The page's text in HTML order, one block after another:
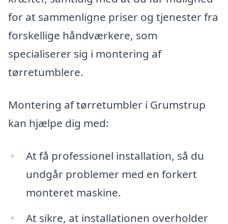
for at sammenligne priser og tjenester fra
forskellige håndværkere, som
specialiserer sig i montering af
tørretumblere.
Montering af tørretumbler i Grumstrup
kan hjælpe dig med:
At få professionel installation, så du
undgår problemer med en forkert
monteret maskine.
At sikre, at installationen overholder